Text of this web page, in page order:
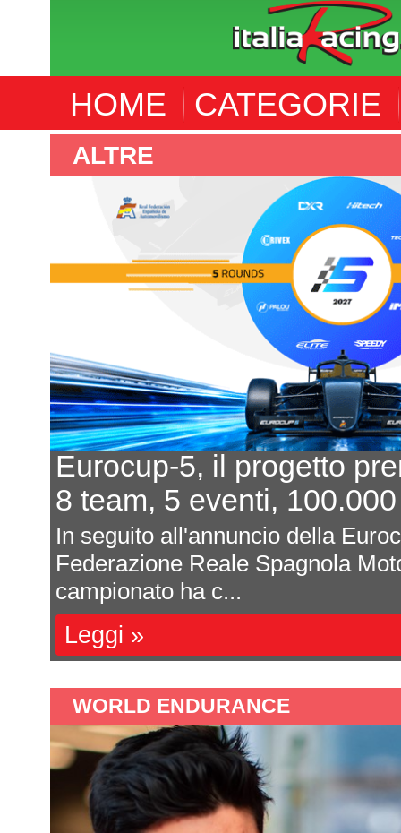
HOME CATEGORIE
ALTRE
Eurocup-5, il progetto
8 team, 5 eventi,
In seguito all'annuncio della
Federazione Reale Spagnola
campionato ha c...
Leggi »
WORLD ENDURANCE